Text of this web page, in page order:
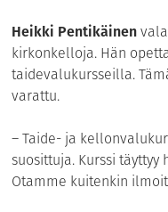
Heikki Pentikäinen
kirkonkelloja. Hän
taidevalukursseilla.
varattu.
– Taide- ja
suosittuja. Kurssi
Otamme kuitenkin